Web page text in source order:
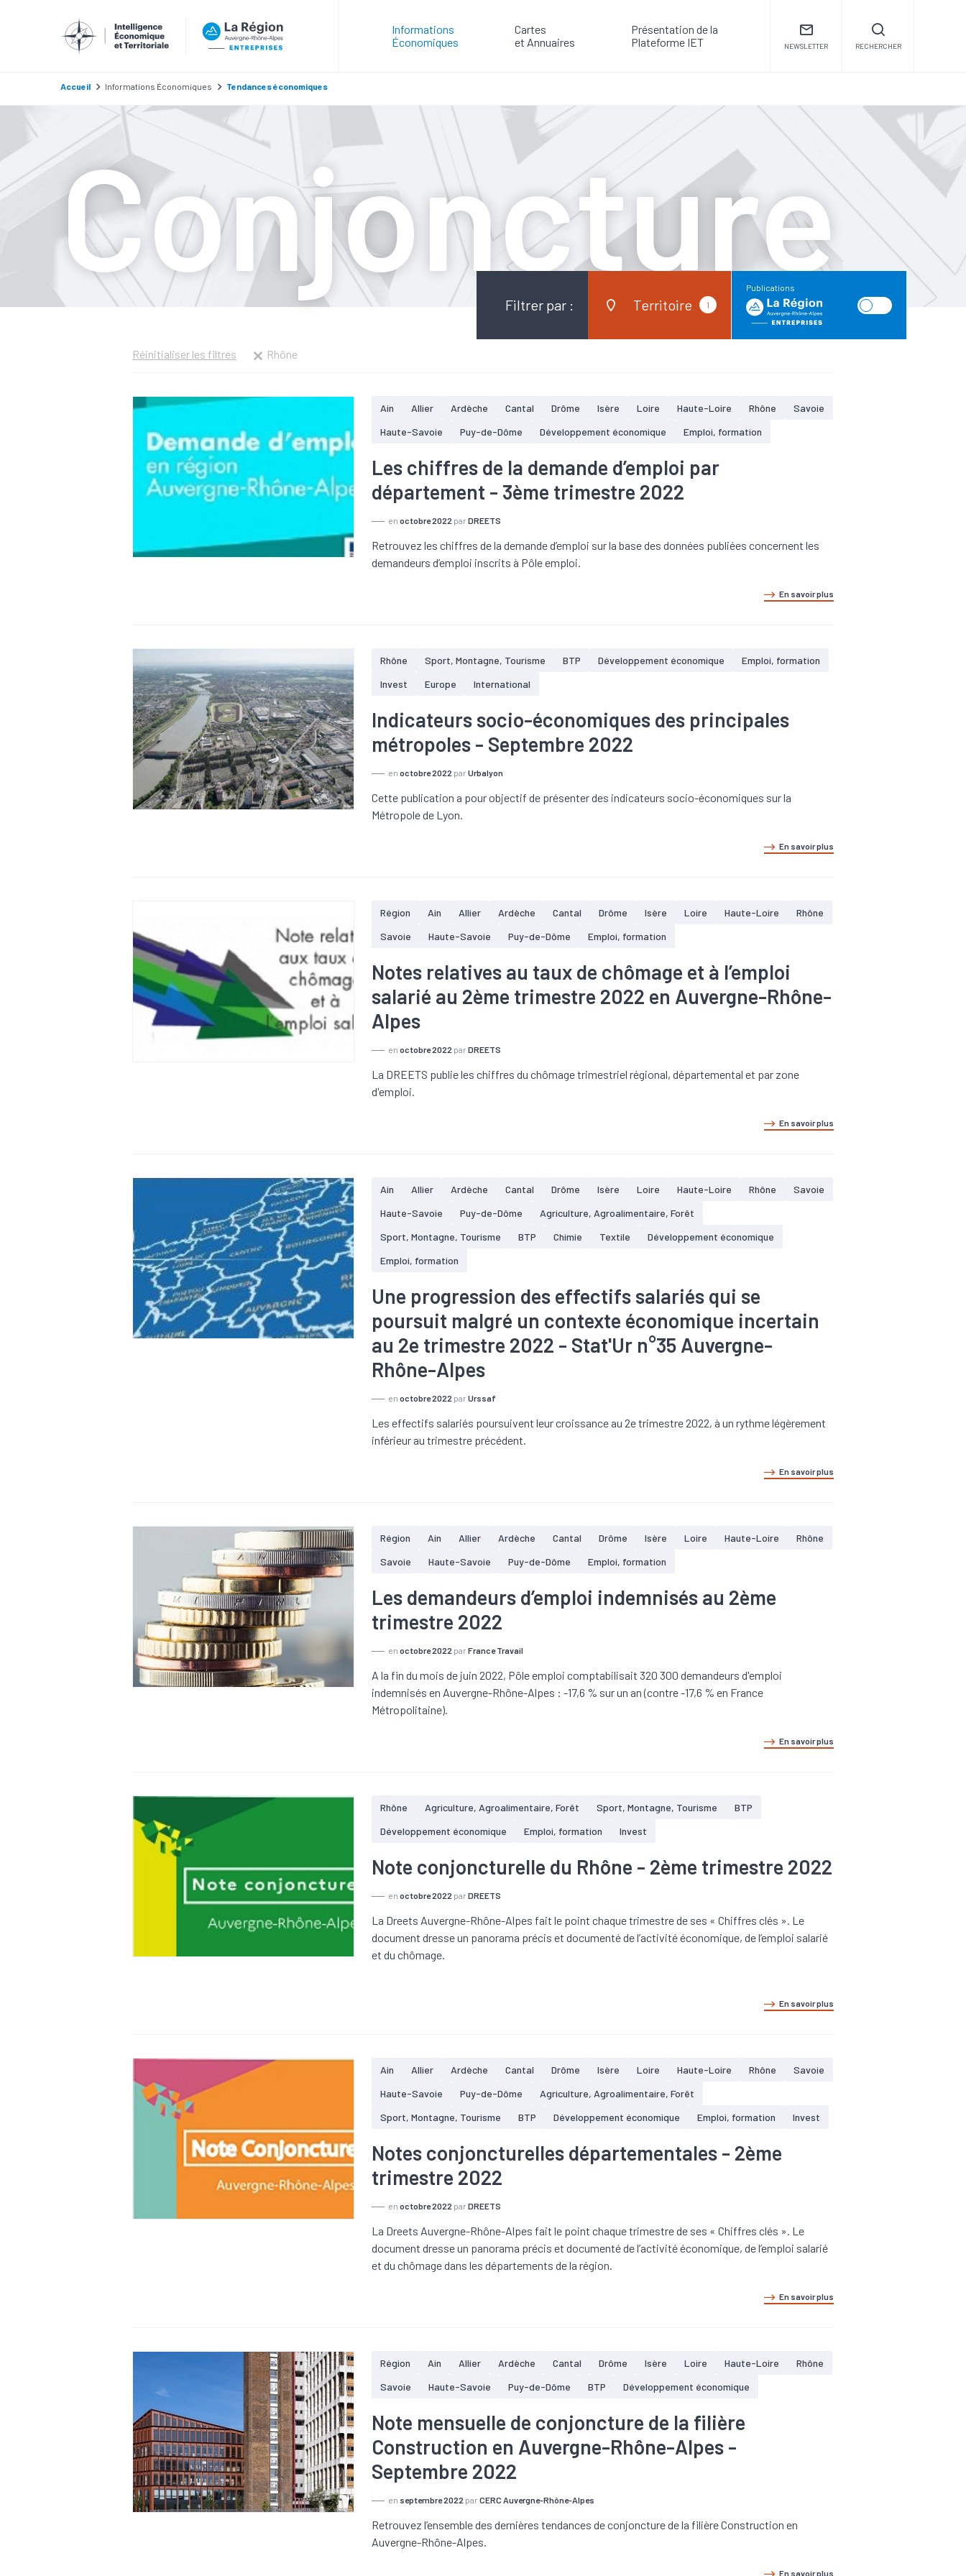
Informations
Économiques
Cartes
et Annuaires
Présentation de la
Plateforme IET
NEWSLETTER RECHERCHER
Accueil Informations Économiques Tendances économiques
Conjoncture
Filtrer par : Territoire 1
Publications
Réinitialiser les filtres Rhône
Ain Allier Ardèche Cantal Drôme Isère Loire Haute-Loire Rhône
Savoie
Haute-Savoie
Puy-de-Dôme Développement économique Emploi, formation
Les chiffres de la demande d’emploi par
département - 3ème trimestre 2022
enoctobre 2022 parDREETS
Retrouvez les chiffres de la demande d’emploi sur la base des données publiées concernent les
demandeurs d’emploi inscrits à Pôle emploi.
En savoir plus
Rhône Sport, Montagne, Tourisme BTP Développement économique
Emploi, formation
Invest
Europe International
Indicateurs socio-économiques des principales
métropoles - Septembre 2022
enoctobre 2022 parUrbalyon
Cette publication a pour objectif de présenter des indicateurs socio-économiques sur la
Métropole de Lyon.
En savoir plus
Région Ain Allier Ardèche Cantal Drôme Isère Loire Haute-Loire
Rhône
Savoie
Haute-Savoie Puy-de-Dôme Emploi, formation
Notes relatives au taux de chômage et à l’emploi
salarié au 2ème trimestre 2022 en Auvergne-Rhône-
Alpes
enoctobre 2022 parDREETS
La DREETS publie les chiffres du chômage trimestriel régional, départemental et par zone
d'emploi.
En savoir plus
Ain Allier Ardèche Cantal Drôme Isère Loire Haute-Loire Rhône
Savoie
Haute-Savoie
Puy-de-Dôme
Agriculture, Agroalimentaire, Forêt
Sport, Montagne, Tourisme
BTP Chimie Textile
Développement économique
Emploi, formation
Une progression des effectifs salariés qui se
poursuit malgré un contexte économique incertain
au 2e trimestre 2022 - Stat'Ur n°35 Auvergne-
Rhône-Alpes
enoctobre 2022 parUrssaf
Les effectifs salariés poursuivent leur croissance au 2e trimestre 2022, à un rythme légèrement
inférieur au trimestre précédent.
En savoir plus
Région Ain Allier Ardèche Cantal Drôme Isère Loire Haute-Loire
Rhône
Savoie
Haute-Savoie Puy-de-Dôme Emploi, formation
Les demandeurs d’emploi indemnisés au 2ème
trimestre 2022
enoctobre 2022 parFrance Travail
A la fin du mois de juin 2022, Pôle emploi comptabilisait 320 300 demandeurs d'emploi
indemnisés en Auvergne-Rhône-Alpes : -17,6 % sur un an (contre -17,6 % en France
Métropolitaine).
En savoir plus
Rhône Agriculture, Agroalimentaire, Forêt Sport, Montagne, Tourisme
BTP
Développement économique
Emploi, formation Invest
Note conjoncturelle du Rhône - 2ème trimestre 2022
enoctobre 2022 parDREETS
La Dreets Auvergne-Rhône-Alpes fait le point chaque trimestre de ses « Chiffres clés ». Le
document dresse un panorama précis et documenté de l’activité économique, de l’emploi salarié
et du chômage.
En savoir plus
Ain Allier Ardèche Cantal Drôme Isère Loire Haute-Loire Rhône
Savoie
Haute-Savoie
Puy-de-Dôme
Agriculture, Agroalimentaire, Forêt
Sport, Montagne, Tourisme
BTP Développement économique Emploi, formation Invest
Notes conjoncturelles départementales - 2ème
trimestre 2022
enoctobre 2022 parDREETS
La Dreets Auvergne-Rhône-Alpes fait le point chaque trimestre de ses « Chiffres clés ». Le
document dresse un panorama précis et documenté de l’activité économique, de l’emploi salarié
et du chômage dans les départements de la région.
En savoir plus
Région Ain Allier Ardèche Cantal Drôme Isère Loire Haute-Loire
Rhône
Savoie
Haute-Savoie Puy-de-Dôme BTP Développement économique
Note mensuelle de conjoncture de la filière
Construction en Auvergne-Rhône-Alpes -
Septembre 2022
en septembre 2022 parCERC Auvergne-Rhône-Alpes
Retrouvez l’ensemble des dernières tendances de conjoncture de la filière Construction en
Auvergne-Rhône-Alpes.
En savoir plus